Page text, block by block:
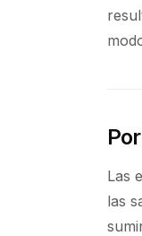
Las
las